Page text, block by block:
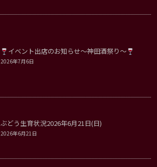
イベント出店のお知らせ～神田酒祭り～
2026年7月6日
ぶどう生育状況2026年6月21日(日)
2026年6月21日